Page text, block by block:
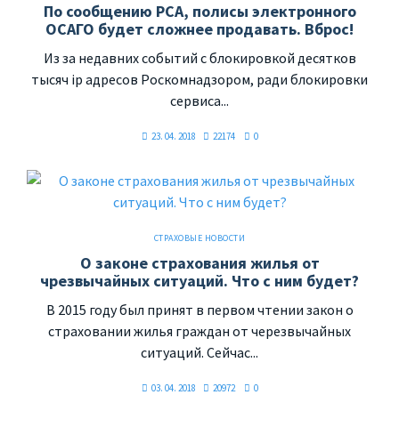
По сообщению РСА, полисы электронного
ОСАГО будет сложнее продавать. Вброс!
Из за недавних событий с блокировкой десятков
тысяч ip адресов Роскомнадзором, ради блокировки
сервиса...
23. 04. 2018 22174 0
СТРАХОВЫЕ НОВОСТИ
О законе страхования жилья от
чрезвычайных ситуаций. Что с ним будет?
В 2015 году был принят в первом чтении закон о
страховании жилья граждан от черезвычайных
ситуаций. Сейчас...
03. 04. 2018 20972 0